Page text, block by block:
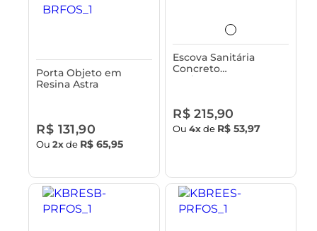
Porta Objeto em
Resina Astra
R$ 131,90
Ou2xde R$ 65,95
Escova Sanitária
Concreto
Acabamento em
R$ 215,90
Ou4xde R$ 53,97